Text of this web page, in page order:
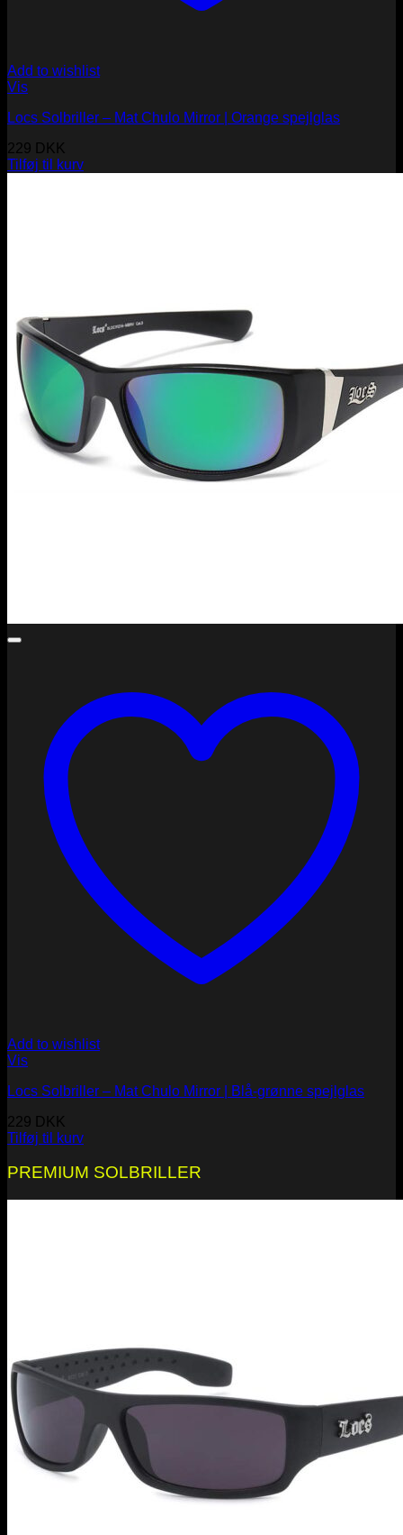
Add to wishlist
Vis
Locs Solbriller – Mat Chulo Mirror | Orange spejlglas
229 DKK
Tilføj til kurv
Add to wishlist
Vis
Locs Solbriller – Mat Chulo Mirror | Blå-grønne spejlglas
229 DKK
Tilføj til kurv
PREMIUM SOLBRILLER